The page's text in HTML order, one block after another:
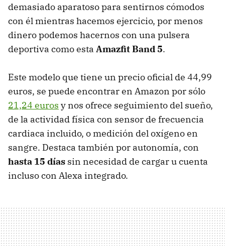
demasiado aparatoso para sentirnos cómodos
con él mientras hacemos ejercicio, por menos
dinero podemos hacernos con una pulsera
deportiva como esta Amazfit Band 5.
Este modelo que tiene un precio oficial de 44,99
euros, se puede encontrar en Amazon por sólo
21,24 euros y nos ofrece seguimiento del sueño,
de la actividad física con sensor de frecuencia
cardiaca incluido, o medición del oxígeno en
sangre. Destaca también por autonomía, con
hasta 15 días sin necesidad de cargar u cuenta
incluso con Alexa integrado.